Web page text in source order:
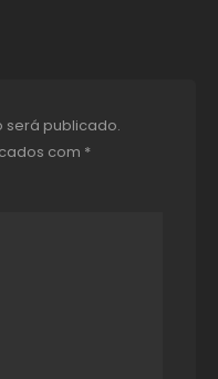
será publicado.
com *